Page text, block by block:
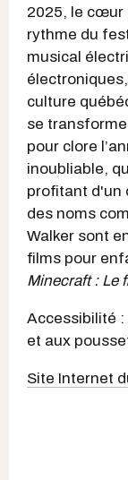
2025, le cœur
rythme du
musical
culture
se
pour clore
inoubliable,
profitant d'un
des noms
Walker sont
films pour
Minecraft : Le
Accessibilité
et aux
Site Internet